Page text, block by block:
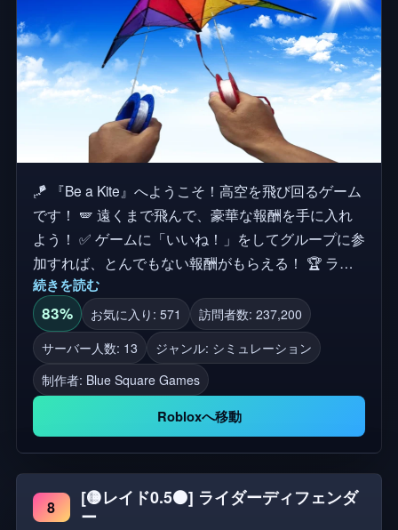
とができます! バグとコミュニティの楽しみのため
に! サーバーに参加しよう!
🪁 『Be a Kite』へようこそ！高空を飛び回るゲーム
です！ 🪽 遠くまで飛んで、豪華な報酬を手に入れ
よう！ ✅ ゲームに「いいね！」をしてグループに参
加すれば、とんでもない報酬がもらえる！ 🏆 ラン
キングを駆け上がり、最強の凧になろう！ 👉 グル
ープに参加しよう！
https://www.roblox.com/communities/455801469/Blue-
Square-Games#!/
続きを読む
83% お気に入り: 571
訪問者数: 237,200
サーバー人数: 13
ジャンル: シミュレーション
制作者: Blue Square Games
Robloxへ移動
8
[🟡レイド0.5⚫] ライダーディフェンダ
ー